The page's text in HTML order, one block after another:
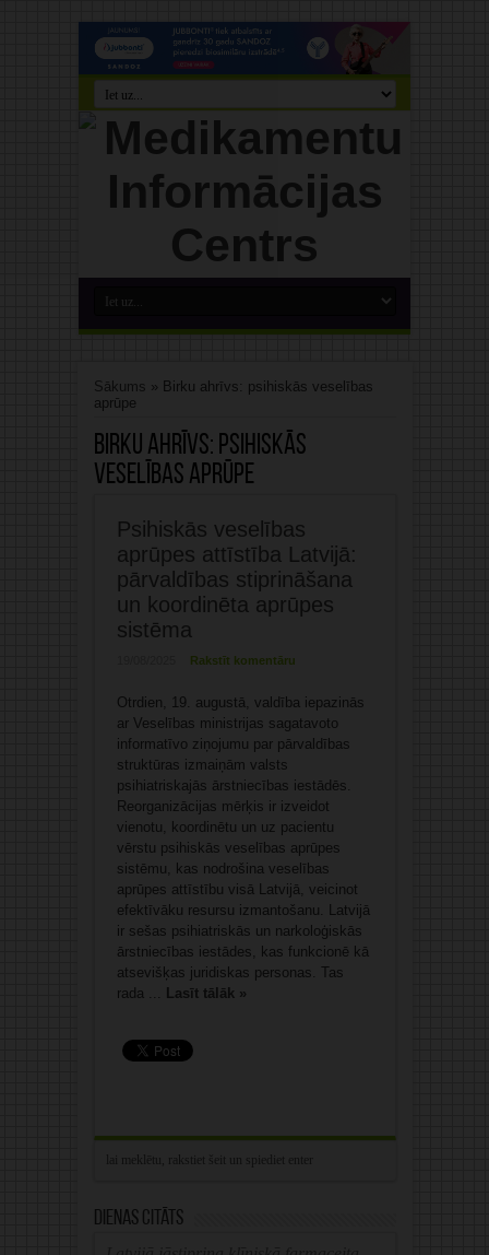
Sākums » Birku ahrīvs: psihiskās veselības
aprūpe
Birku ahrīvs: psihiskās
veselības aprūpe
Psihiskās veselības
aprūpes attīstība Latvijā:
pārvaldības stiprināšana
un koordinēta aprūpes
sistēma
Rakstīt komentāru
Otrdien, 19. augustā, valdība iepazinās
ar Veselības ministrijas sagatavoto
informatīvo ziņojumu par pārvaldības
struktūras izmaiņām valsts
psihiatriskajās ārstniecības iestādēs.
Reorganizācijas mērķis ir izveidot
vienotu, koordinētu un uz pacientu
vērstu psihiskās veselības aprūpes
sistēmu, kas nodrošina veselības
aprūpes attīstību visā Latvijā, veicinot
efektīvāku resursu izmantošanu. Latvijā
ir sešas psihiatriskās un narkoloģiskās
ārstniecības iestādes, kas funkcionē kā
atsevišķas juridiskas personas. Tas
rada ... Lasīt tālāk »
Dienas citāts